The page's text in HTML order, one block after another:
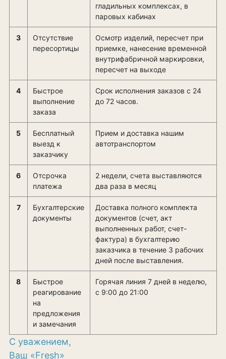
гладильных комплексах, в
паровых кабинах
3
Отсутствие
пересортицы
Осмотр изделий, пересчет при
приемке, нанесение временной
внутрифабричной маркировки,
пересчет на выходе
4
Быстрое
выполнение
заказа
Срок исполнения заказов c 24
до 72 часов.
5
Бесплатный
выезд к
заказчику
Прием и доставка нашим
автотранспортом
6
Отсрочка
платежа
2 недели, счета выставляются
два раза в месяц
7
Бухгалтерские
документы
Доставка полного комплекта
документов (счет, акт
выполненных работ, счет-
фактура) в бухгалтерию
заказчика в течение 3 рабочих
дней после выставления.
8
Быстрое
реагирование
на
предложения
и замечания
Горячая линия 7 дней в неделю,
с 9:00 до 21:00
С уважением,
Ваш «Fresh»